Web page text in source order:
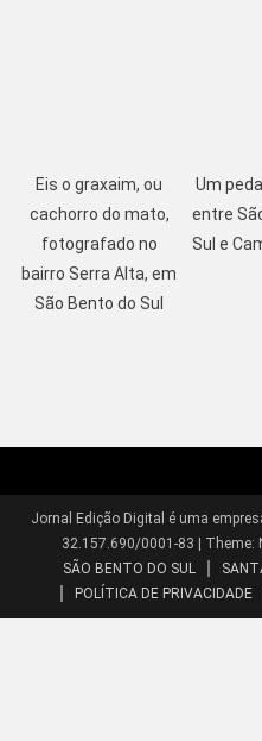
Eis o graxaim, ou
cachorro do mato,
fotografado no
bairro Serra Alta, em
São Bento do Sul
Um
entre
Sul e
Jornal Edição Digital é uma
32.157.690/0001-83 | Theme:
SÃO BENTO DO SUL
POLÍTICA DE PRIVACIDADE